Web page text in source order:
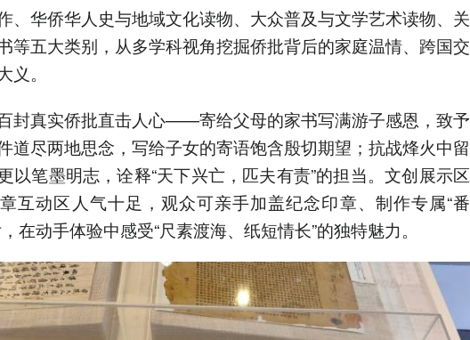
、华侨华人史与地域文化读物、大众普及与文学艺术读物、关
等五大类别，从多学科视角挖掘侨批背后的家庭温情、跨国交
义。
封真实侨批直击人心——寄给父母的家书写满游子感恩，致予
道尽两地思念，写给子女的寄语饱含殷切期望；抗战烽火中留
以笔墨明志，诠释“天下兴亡，匹夫有责”的担当。文创展示区
互动区人气十足，观众可亲手加盖纪念印章、制作专属“番
在动手体验中感受“尺素渡海、纸短情长”的独特魅力。